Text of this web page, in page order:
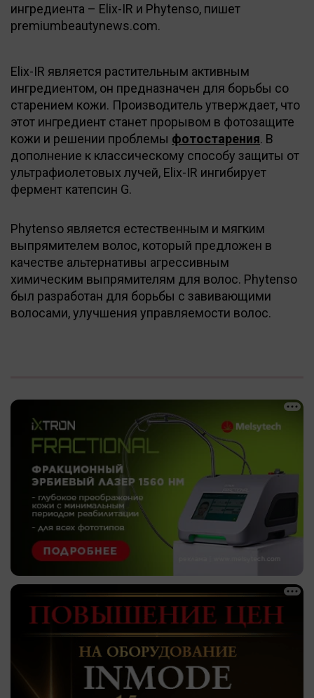
ингредиента – Elix-IR и Phytenso, пишет
premiumbeautynews.com.
Elix-IR является растительным активным
ингредиентом, он предназначен для борьбы со
старением кожи. Производитель утверждает, что
этот ингредиент станет прорывом в фотозащите
кожи и решении проблемы фотостарения. В
дополнение к классическому способу защиты от
ультрафиолетовых лучей, Elix-IR ингибирует
фермент катепсин G.
Phytenso является естественным и мягким
выпрямителем волос, который предложен в
качестве альтернативы агрессивным
химическим выпрямителям для волос. Phytenso
был разработан для борьбы с завивающими
волосами, улучшения управляемости волос.